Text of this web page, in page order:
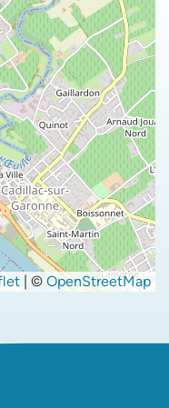
| © OpenStreetMap